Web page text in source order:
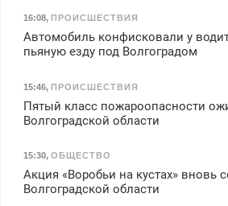
16:08, ПРОИСШЕСТВИЯ
Автомобиль конфисковали у
пьяную езду под Волгоградом
15:46, ПРОИСШЕСТВИЯ
Пятый класс пожароопасности
Волгоградской области
15:30, ОБЩЕСТВО
Акция «Воробьи на кустах» вновь
Волгоградской области